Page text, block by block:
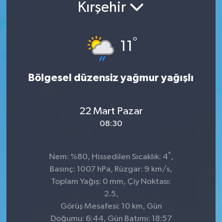
Kırşehir
11 °
Bölgesel düzensiz yağmur yağışlı
22 Mart Pazar
08:30
Nem: %80, Hissedilen Sıcaklık: 4° ,
Basınç: 1007 hPa, Rüzgar: 9 km/s,
Toplam Yağış: 0 mm, Çiy Noktası:
2.5,
Görüş Mesafesi: 10 km, Gün
Doğumu: 6:44, Gün Batımı: 18:57